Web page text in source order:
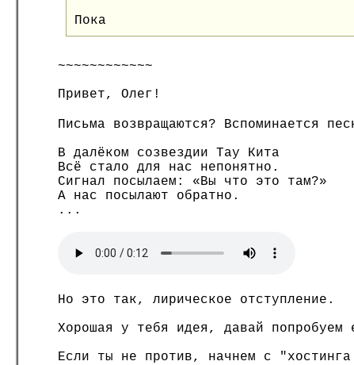
Пока
~~~~~~~~~~~~
Привет, Олег!
Письма возвращаются? Вспоминается
В далёком созвездии Тау Кита
Всё стало для нас непонятно.
Сигнал посылаем: «Вы что это там?»
А нас посылают обратно.
...
Но это так, лирическое отступление.
Хорошая у тебя идея, давай попробуем
Если ты не против, начнем с